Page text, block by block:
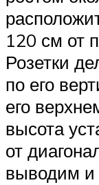
120 см от
Розетки
по его
его
высота
от
выводим и